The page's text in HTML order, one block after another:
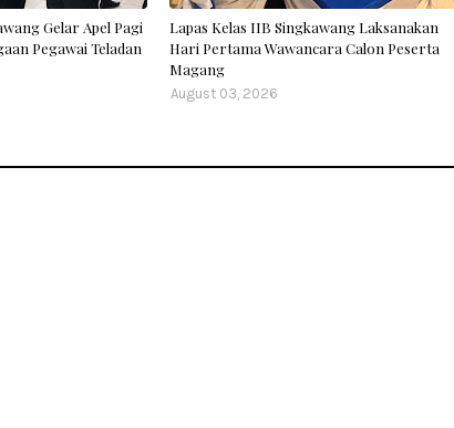
Gelar Apel Pagi
Pegawai Teladan
Lapas Kelas IIB Singkawang Laksanakan
Hari Pertama Wawancara Calon Peserta
Magang
August 03, 2026